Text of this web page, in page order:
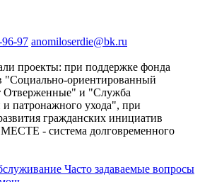
97 anomiloserdie@bk.ru
проекты: при поддержке фонда
"Социально-ориентированный
Отверженные" и "Служба
патронажного ухода", при
гражданских инициатив
- система долговременного
Часто задаваемые вопросы